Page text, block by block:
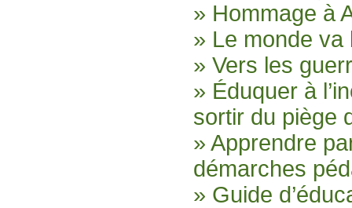
» Hommage à
» Le monde
» Vers les
» Éduquer à
sortir du piège
» Apprendre
démarches
» Guide